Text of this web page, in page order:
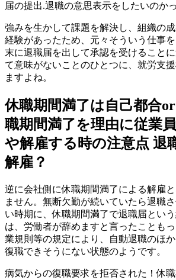
届の提出.退職の意思表示をしたいのか
強みを生かして課題を解決し、組織の
経験があったため、元々そういう仕事
末に退職届を出して承認を受けること
て意味がないことのひとつに、就労支
ますよね。
休職期間満了は自己都合
職期間満了を理由に従業
や解雇する時の注意点 退
解雇？
逆に会社側に休職期間満了による解雇
ません。無断欠勤が続いていたら退職
い時期に、休職期間満了で退職届とい
は、労働者が辞めますと言ったことも
業規則等の規定により、自動退職のほ
復職できそうにない状態のようです。
病気からの復職要求を拒否された！休